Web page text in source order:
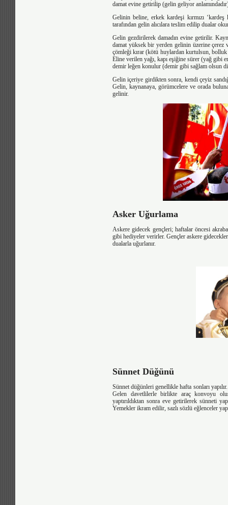
damat evine getirilip (gelin geliyor
Gelinin beline, erkek kardeşi kırmızı ‘kardeş
tarafından gelin alıcılara teslim edilip dualar
Gelin gezdirilerek damadın evine getirilir.
damat yüksek bir yerden gelinin üzerine
çömleği kırar (kötü huylardan kurtulsun,
Eline verilen yağı, kapı eşiğine sürer (yağ gibi
demir leğen konulur (demir gibi sağlam olsun
Gelin içeriye girdikten sonra, kendi çeyiz
Gelin, kaynanaya, görümcelere ve orada
gelinir.
Asker Uğurlama
Askere gidecek gençleri; haftalar öncesi
gibi hediyeler verirler. Gençler askere
dualarla uğurlanır.
Sünnet Düğünü
Sünnet düğünleri genellikle hafta sonları
Gelen davetlilerle birlikte araç konvoyu
yaptırıldıktan sonra eve getirilerek sünneti
Yemekler ikram edilir, sazlı sözlü eğlenceler